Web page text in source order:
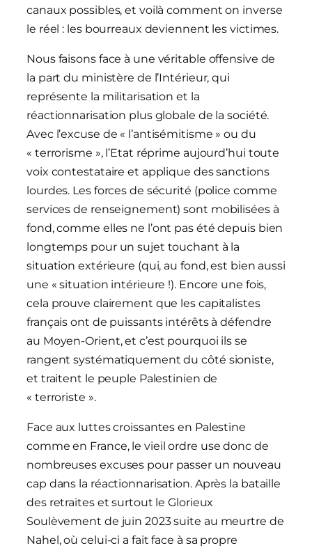
canaux possibles, et voilà comment on inverse
le réel : les bourreaux deviennent les victimes.
Nous faisons face à une véritable offensive de
la part du ministère de l’Intérieur, qui
représente la militarisation et la
réactionnarisation plus globale de la société.
Avec l’excuse de « l’antisémitisme » ou du
« terrorisme », l’Etat réprime aujourd’hui toute
voix contestataire et applique des sanctions
lourdes. Les forces de sécurité (police comme
services de renseignement) sont mobilisées à
fond, comme elles ne l’ont pas été depuis bien
longtemps pour un sujet touchant à la
situation extérieure (qui, au fond, est bien aussi
une « situation intérieure !). Encore une fois,
cela prouve clairement que les capitalistes
français ont de puissants intérêts à défendre
au Moyen-Orient, et c’est pourquoi ils se
rangent systématiquement du côté sioniste,
et traitent le peuple Palestinien de
« terroriste ».
Face aux luttes croissantes en Palestine
comme en France, le vieil ordre use donc de
nombreuses excuses pour passer un nouveau
cap dans la réactionnarisation. Après la bataille
des retraites et surtout le Glorieux
Soulèvement de juin 2023 suite au meurtre de
Nahel, où celui-ci a fait face à sa propre